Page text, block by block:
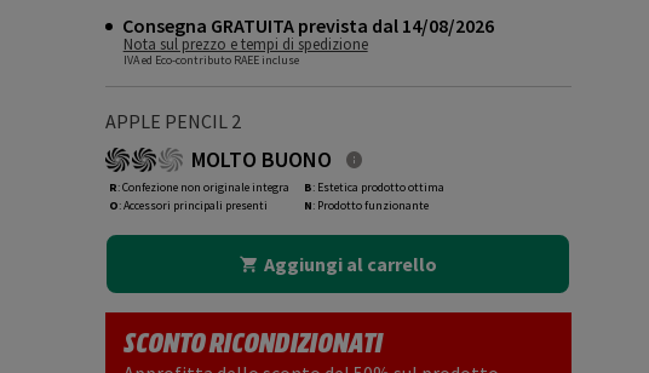
Consegna GRATUITA prevista dal 14/08/2026
Nota sul prezzo e tempi di spedizione
IVA ed Eco-contributo RAEE incluse
APPLE PENCIL 2
MOLTO BUONO
R: Confezione non originale integra
O: Accessori principali presenti
B: Estetica prodotto ottima
N: Prodotto funzionante
Aggiungi al carrello
SCONTO RICONDIZIONATI